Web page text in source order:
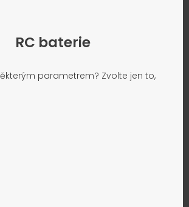
RC baterie
parametrem? Zvolte jen to,